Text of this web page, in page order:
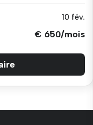
10 fév.
€ 650/mois